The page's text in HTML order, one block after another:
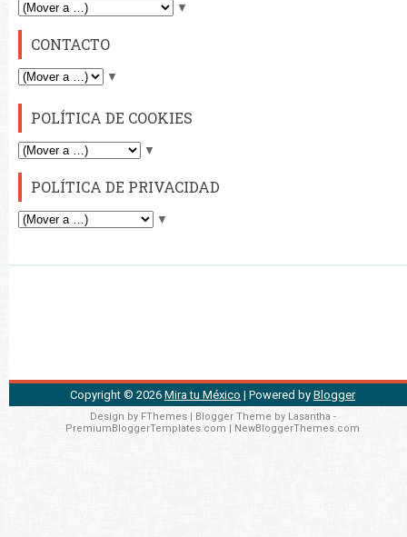
▼
CONTACTO
▼
POLÍTICA DE COOKIES
▼
POLÍTICA DE PRIVACIDAD
▼
Copyright © 2026 Mira tu México | Powered by Blogger
Design by FThemes| Blogger Theme by Lasantha -
PremiumBloggerTemplates.com
NewBloggerThemes.com